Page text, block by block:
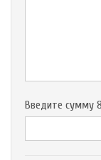
Введите сумму